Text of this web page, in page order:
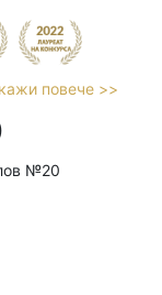
повече >>
№20